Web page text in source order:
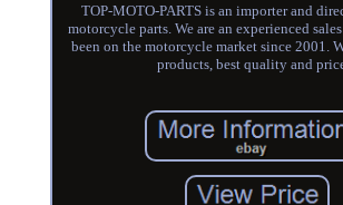
TOP-MOTO-PARTS is an importer and
motorcycle parts. We are an experienced
been on the motorcycle market since 2001.
products, best quality and